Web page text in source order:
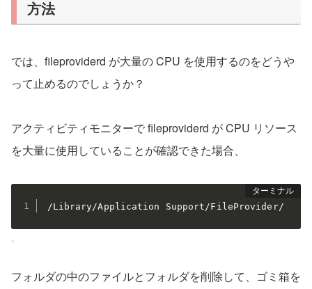
方法
では、fileproviderd が大量の CPU を使用するのをどうや
って止めるのでしょうか？
アクティビティモニターで fileproviderd が CPU リソース
を大量に使用していることが確認できた場合、
/Library/Application Support/FileProvider/
フォルダの中のファイルとフォルダを削除して、ゴミ箱を